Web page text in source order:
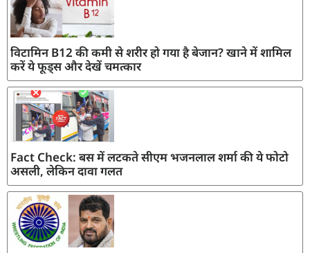
विटामिन B12 की कमी से शरीर हो गया है बेजान? खाने में शामिल
करें ये फूड्स और देखें चमत्कार
Fact Check: बस में लटकते सीएम भजनलाल शर्मा की ये फोटो
असली, लेकिन दावा गलत